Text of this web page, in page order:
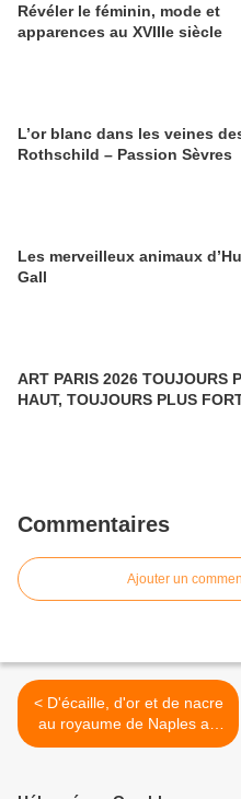
​​​​​​​Révéler le féminin, mode et
apparences au XVIIIe siècle
L’or blanc dans les veines
Rothschild – Passion Sèvres
Les merveilleux animaux
Gall
ART PARIS 2026 TOUJOURS
HAUT, TOUJOURS PLUS
Commentaires
Ajouter un
< D'écaille, d'or et de nacre
au royaume de Naples au
XVIIIème siècle. Fabuleuse